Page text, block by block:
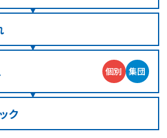
個別 集団
ク
いたま市大宮区
新座市
さいたま市南区
千葉市花見川区
千葉市中央区
葛飾区
目黒区
大和市
茅ケ崎市
横浜市鶴見区
名古屋市中区
池田市
大阪市平野区
大阪市此花区
福岡市博多区
太宰府市